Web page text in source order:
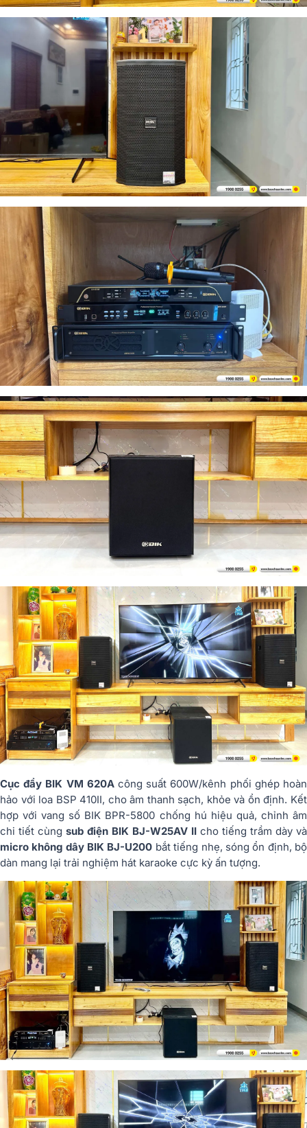
Cục đẩy BIK VM 620Acông suất 600W/kênh phối ghép hoàn
hảo với loa BSP 410II, cho âm thanh sạch, khỏe và ổn định. Kết
hợp với vang số BIK BPR-5800 chống hú hiệu quả, chỉnh âm
chi tiết cùng sub điện BIK BJ-W25AV II cho tiếng trầm dày và
micro không dây BIK BJ-U200 bắt tiếng nhẹ, sóng ổn định, bộ
dàn mang lại trải nghiệm hát karaoke cực kỳ ấn tượng.